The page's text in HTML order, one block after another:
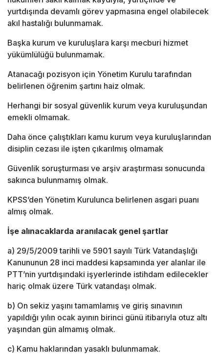
yurtdışında devamlı görev yapmasına engel olabilecek
akıl hastalığı bulunmamak.
Başka kurum ve kuruluşlara karşı mecburi hizmet
yükümlülüğü bulunmamak.
Atanacağı pozisyon için Yönetim Kurulu tarafından
belirlenen öğrenim şartını haiz olmak.
Herhangi bir sosyal güvenlik kurum veya kuruluşundan
emekli olmamak.
Daha önce çalıştıkları kamu kurum veya kuruluşlarından
disiplin cezası ile işten çıkarılmış olmamak
Güvenlik soruşturması ve arşiv araştırması sonucunda
sakınca bulunmamış olmak.
KPSS’den Yönetim Kurulunca belirlenen asgari puanı
almış olmak.
İşe alınacaklarda aranılacak genel şartlar
a) 29/5/2009 tarihli ve 5901 sayılı Türk Vatandaşlığı
Kanununun 28 inci maddesi kapsamında yer alanlar ile
PTT’nin yurtdışındaki işyerlerinde istihdam edilecekler
hariç olmak üzere Türk vatandaşı olmak.
b) On sekiz yaşını tamamlamış ve giriş sınavının
yapıldığı yılın ocak ayının birinci günü itibarıyla otuz altı
yaşından gün almamış olmak.
c) Kamu haklarından yasaklı bulunmamak.